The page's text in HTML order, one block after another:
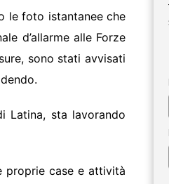
le foto istantanee che
d’allarme alle Forze
sono stati avvisati
Latina, sta lavorando
proprie case e attività